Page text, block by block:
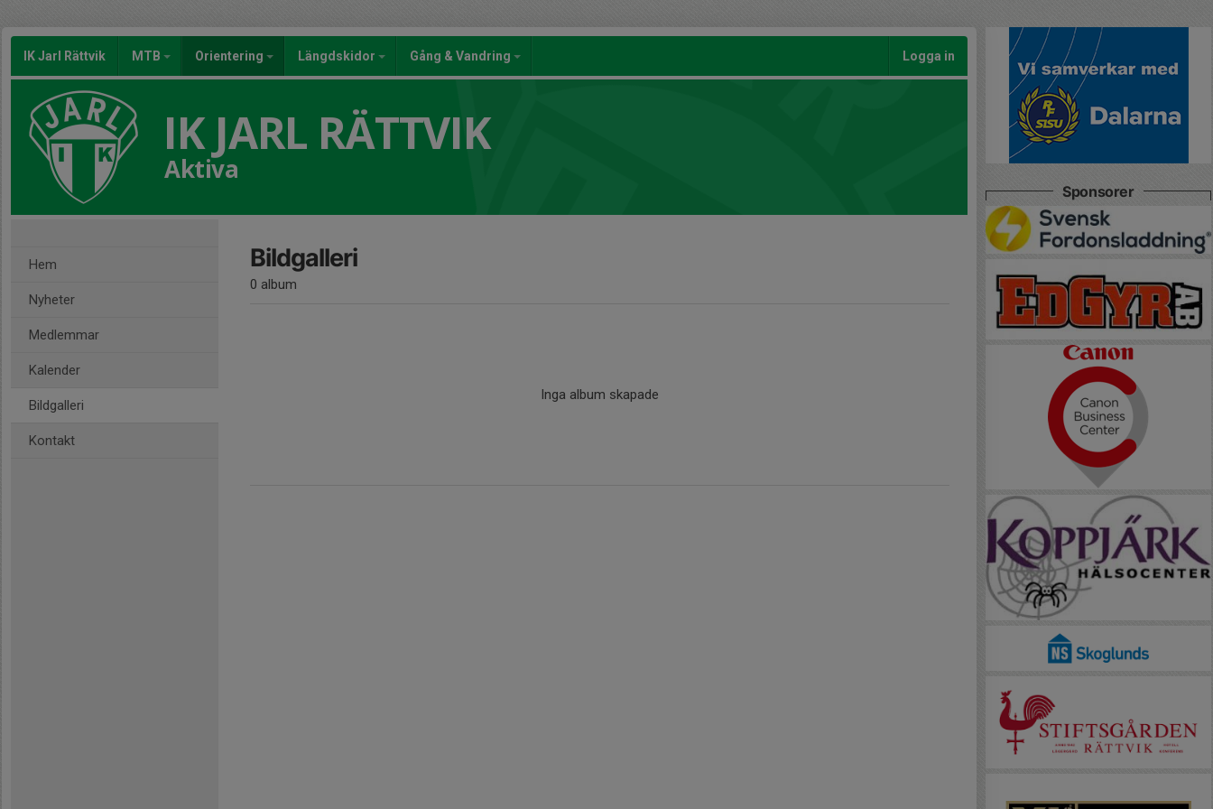
IK Jarl Rättvik MTB Orientering Längdskidor Gång & Vandring Logga in
IK JARL RÄTTVIK
Aktiva
Hem
Nyheter
Medlemmar
Kalender
Bildgalleri
Kontakt
Bildgalleri
0 album
Inga album skapade
Sponsorer